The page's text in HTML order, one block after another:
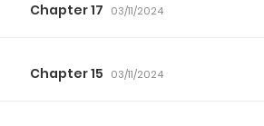
Chapter 17 03/11/2024
Chapter 15 03/11/2024